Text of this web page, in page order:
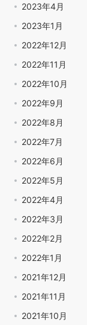
2023年4月
2023年1月
2022年12月
2022年11月
2022年10月
2022年9月
2022年8月
2022年7月
2022年6月
2022年5月
2022年4月
2022年3月
2022年2月
2022年1月
2021年12月
2021年11月
2021年10月